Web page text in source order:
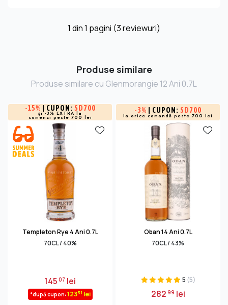
1 din1 pagini (3 reviewuri)
Produse similare
Produse similare cu Glenmorangie 12 Ani 0.7L
-15% | CUPON: SD700
și -3% EXTRA la
comenzi peste 700 lei
Templeton Rye 4 Ani 0.7L
70CL / 40%
14507 lei
*după cupon: 12331 lei
-3% | CUPON: SD700
la orice comandă peste 700 lei
Oban 14 Ani 0.7L
70CL / 43%
5 (5)
28299 lei